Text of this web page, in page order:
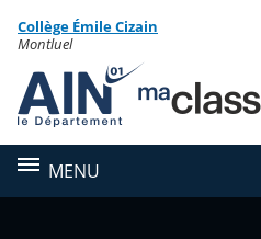
Menu de la rubrique
Contenu
Collège Émile Cizain
Montluel
MENU